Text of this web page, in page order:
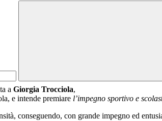
a Giorgia Trocciola,
e intende premiare l’impegno sportivo e
conseguendo, con grande impegno ed